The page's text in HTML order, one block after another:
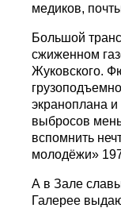
медиков,
Большой
сжиженном
Жуковского.
экраноплана
выбросов
вспомнить
молодёжи»
А в Зале
Галерее